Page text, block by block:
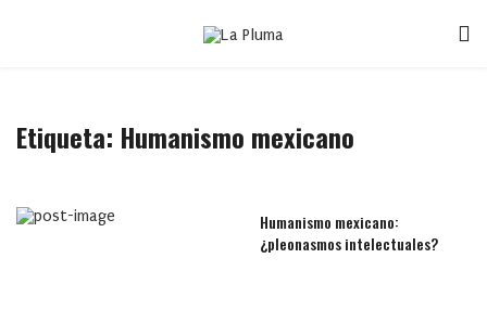
Etiqueta: Humanismo mexicano
Humanismo mexicano:
¿pleonasmos intelectuales?